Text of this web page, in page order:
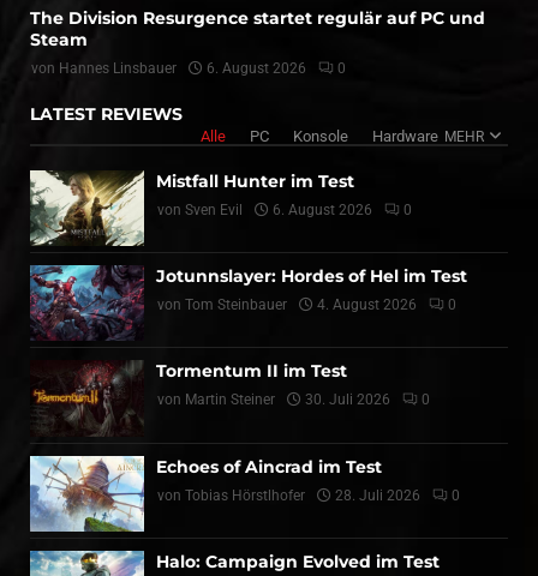
The Division Resurgence startet regulär auf PC und
Steam
von Hannes Linsbauer 6. August 2026 0
LATEST REVIEWS
Alle PC Konsole Hardware MEHR
Mistfall Hunter im Test
von Sven Evil 6. August 2026 0
Jotunnslayer: Hordes of Hel im Test
von Tom Steinbauer 4. August 2026 0
Tormentum II im Test
von Martin Steiner 30. Juli 2026 0
Echoes of Aincrad im Test
von Tobias Hörstlhofer 28. Juli 2026 0
Halo: Campaign Evolved im Test